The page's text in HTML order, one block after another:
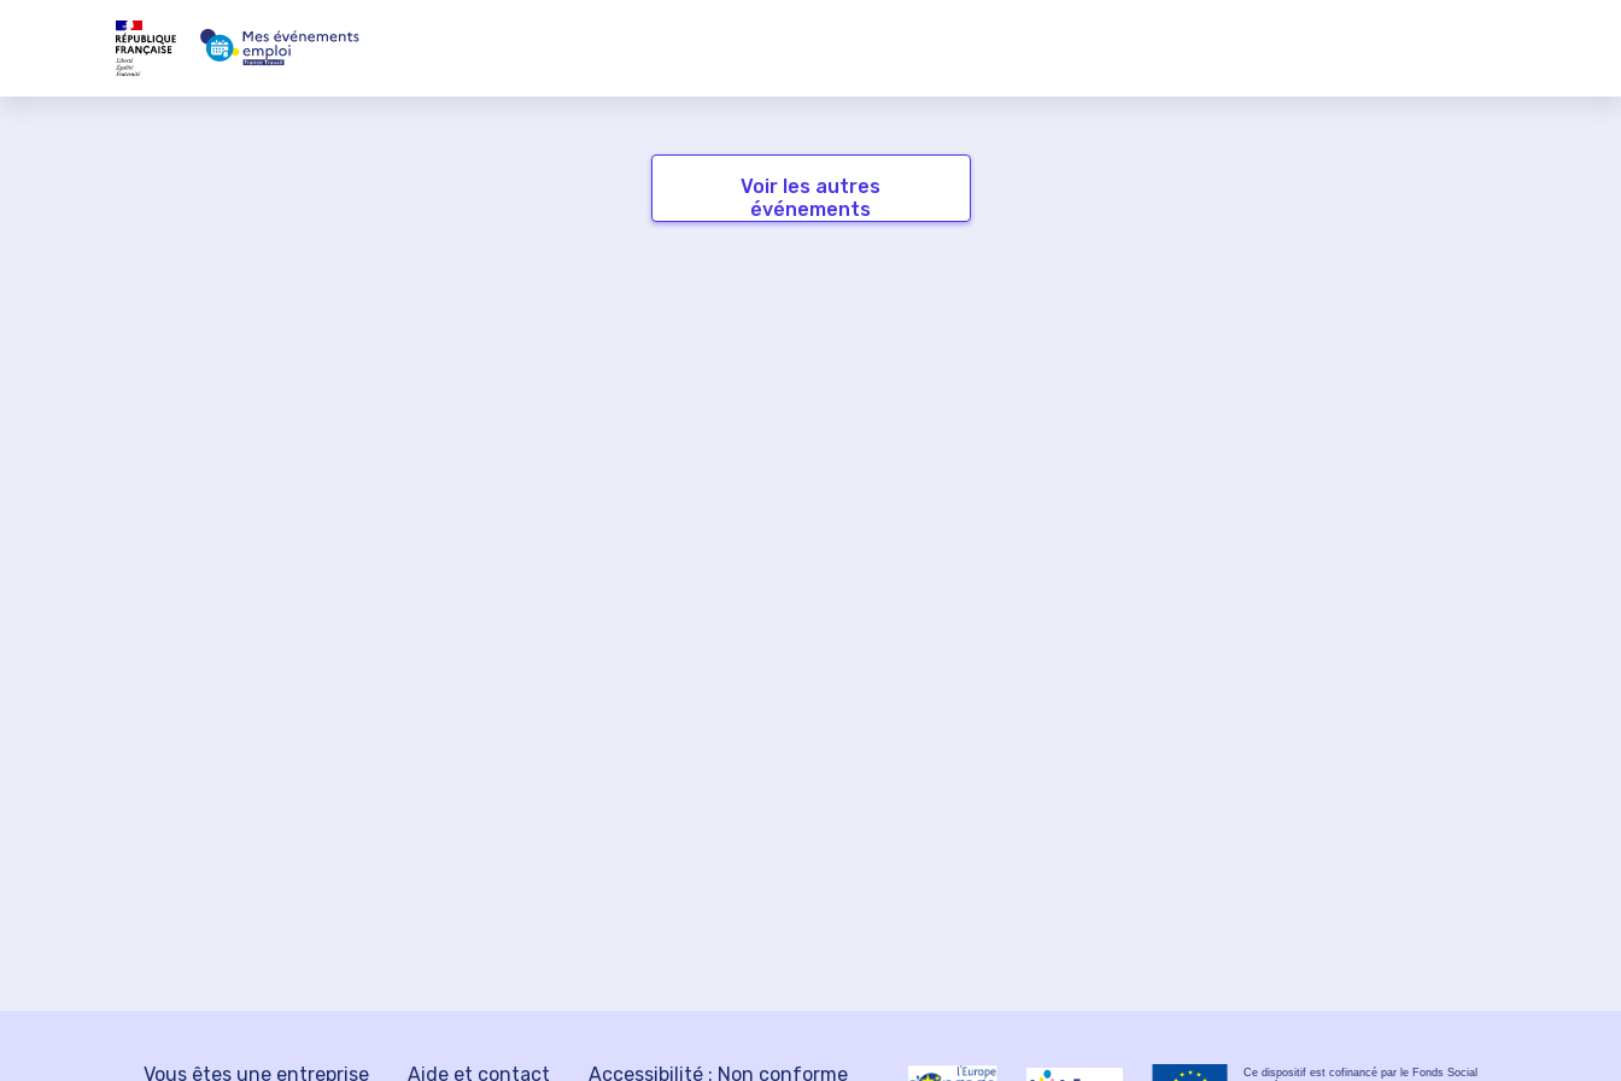
Voir les autres
événements
Vous êtes une entreprise Aide et contact Accessibilité : Non conforme
Ce dispositif est cofinancé par le Fonds Social